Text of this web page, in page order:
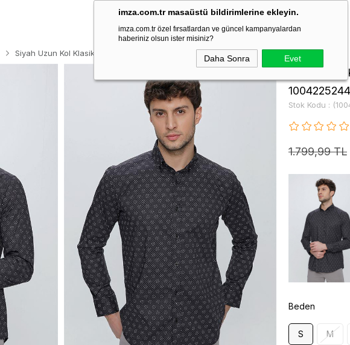
imza.com.tr masaüstü bildirimlerine ekleyin.
imza.com.tr özel fırsatlardan ve güncel kampanyalardan
haberiniz olsun ister misiniz?
Daha Sonra Evet
Siyah Uzun Kol Klasik Slim Fit Pamuklu Likralı Gömlek 1004225244
Siyah
1004225244
Stok Kodu
1.799,99 TL
Beden
S M